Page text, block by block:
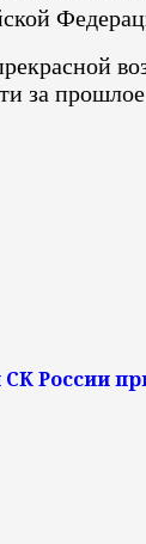
за
России